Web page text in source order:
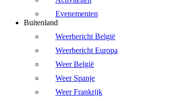
Evenementen
Buitenland
Weerbericht België
Weerbericht Europa
Weer België
Weer Spanje
Weer Frankrijk